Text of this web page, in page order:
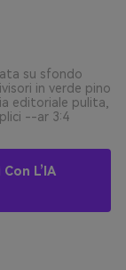
su sfondo
in verde pino
editoriale pulita,
--ar 3:4
L’IA